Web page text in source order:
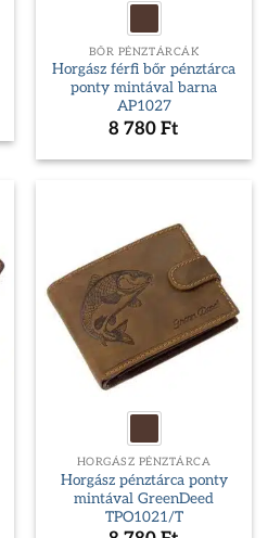
BŐR PÉNZTÁRCÁK
Horgász férfi bőr pénztárca
ponty mintával barna
AP1027
8 780 Ft
HORGÁSZ PÉNZTÁRCA
Horgász pénztárca ponty
mintával GreenDeed
TPO1021/T